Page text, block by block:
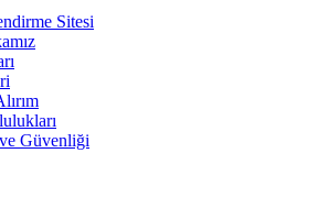
Sitesi
Güvenliği